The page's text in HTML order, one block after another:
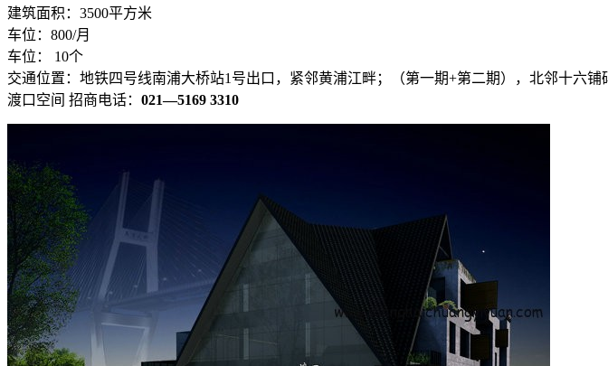
建筑面积：3500平方米
车位：800/月
车位： 10个
交通位置：地铁四号线南浦大桥站1号出口，紧邻黄浦江畔；（第一期+第二期），北邻十六
渡口空间 招商电话： 021—5169 3310